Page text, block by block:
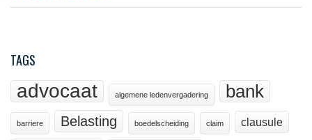
TAGS
advocaat algemene ledenvergadering bank
barriere Belasting boedelscheiding claim clausule